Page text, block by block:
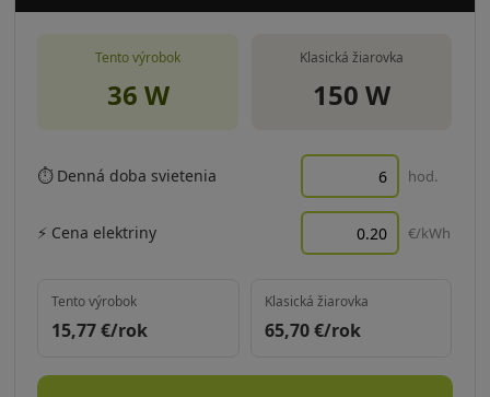
Tento výrobok
36 W
Klasická žiarovka
150 W
⏱ Denná doba svietenia hod.
⚡ Cena elektriny €/kWh
Tento výrobok
15,77€/rok
Klasická žiarovka
65,70€/rok